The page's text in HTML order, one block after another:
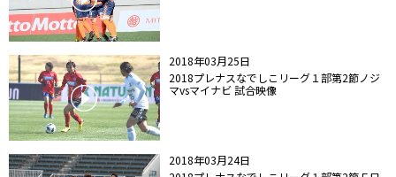
2018年03月25日
2018プレナスなでしこリーグ１部第2節ノジ
マvsマイナビ 試合映像
2018年03月24日